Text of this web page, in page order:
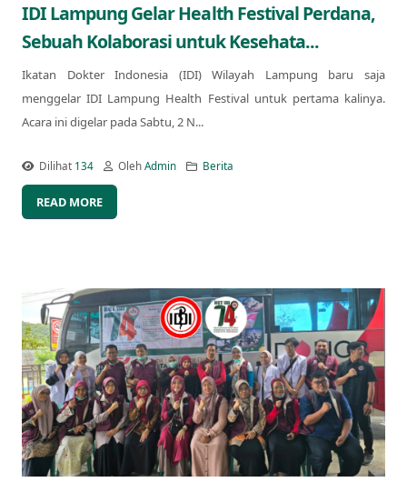
IDI Lampung Gelar Health Festival Perdana,
Sebuah Kolaborasi untuk Kesehata...
Ikatan Dokter Indonesia (IDI) Wilayah Lampung baru saja
menggelar IDI Lampung Health Festival untuk pertama kalinya.
Acara ini digelar pada Sabtu, 2 N...
Dilihat 134 OlehAdmin Berita
READ MORE